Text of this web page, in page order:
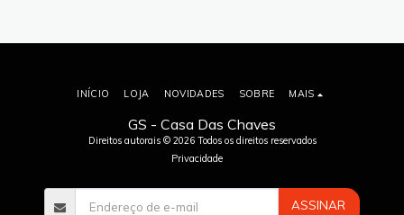
GS - Casa Das Chaves
Direitos autorais © 2026 Todos os direitos reservados
Privacidade
INÍCIO LOJA NOVIDADES SOBRE MAIS
ASSINAR